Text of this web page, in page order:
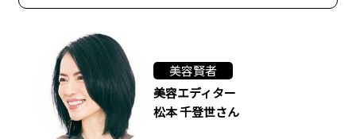
美容賢者
美容エディター
松本 千登世さん